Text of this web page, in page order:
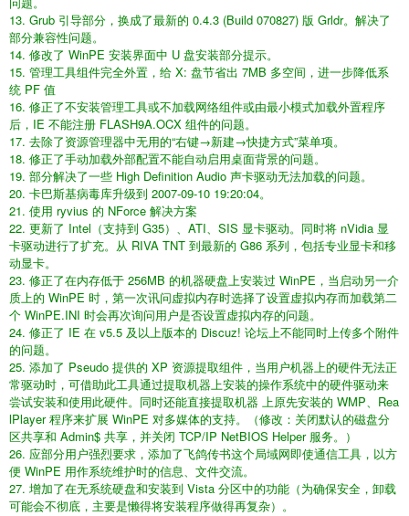
13. Grub 引导部分，换成了最新的 0.4.3 (Build 070827) 版 Grldr。解决了
部分兼容性问题。
14. 修改了 WinPE 安装界面中 U 盘安装部分提示。
15. 管理工具组件完全外置，给 X: 盘节省出 7MB 多空间，进一步降低系
统 PF 值
16. 修正了不安装管理工具或不加载网络组件或由最小模式加载外置程序
后，IE 不能注册 FLASH9A.OCX 组件的问题。
17. 去除了资源管理器中无用的“右键→新建→快捷方式”菜单项。
18. 修正了手动加载外部配置不能自动启用桌面背景的问题。
19. 部分解决了一些 High Definition Audio 声卡驱动无法加载的问题。
20. 卡巴斯基病毒库升级到 2007-09-10 19:20:04。
21. 使用 ryvius 的 NForce 解决方案
22. 更新了 Intel（支持到 G35）、ATI、SIS 显卡驱动。同时将 nVidia 显
卡驱动进行了扩充。从 RIVA TNT 到最新的 G86 系列，包括专业显卡和移
动显卡。
23. 修正了在内存低于 256MB 的机器硬盘上安装过 WinPE，当启动另一介
质上的 WinPE 时，第一次讯问虚拟内存时选择了设置虚拟内存而加载第二
个 WinPE.INI 时会再次询问用户是否设置虚拟内存的问题。
24. 修正了 IE 在 v5.5 及以上版本的 Discuz! 论坛上不能同时上传多个附件
的问题。
25. 添加了 Pseudo 提供的 XP 资源提取组件，当用户机器上的硬件无法正
常驱动时，可借助此工具通过提取机器上安装的操作系统中的硬件驱动来
尝试安装和使用此硬件。同时还能直接提取机器 上原先安装的 WMP、Rea
lPlayer 程序来扩展 WinPE 对多媒体的支持。（修改：关闭默认的磁盘分
区共享和 Admin$ 共享，并关闭 TCP/IP NetBIOS Helper 服务。）
26. 应部分用户强烈要求，添加了飞鸽传书这个局域网即使通信工具，以方
便 WinPE 用作系统维护时的信息、文件交流。
27. 增加了在无系统硬盘和安装到 Vista 分区中的功能（为确保安全，卸载
可能会不彻底，主要是懒得将安装程序做得再复杂）。